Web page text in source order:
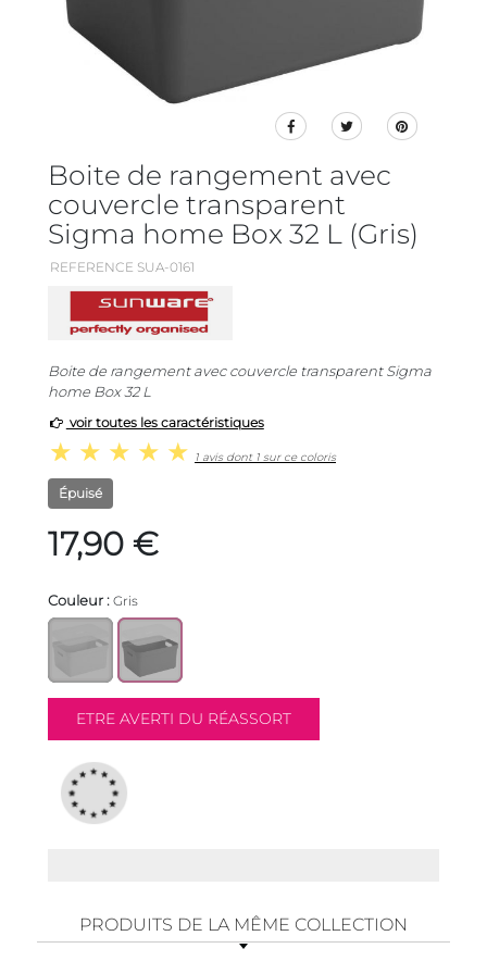
Boite de rangement avec
couvercle transparent
Sigma home Box 32 L (Gris)
REFERENCE SUA-0161
Boite de rangement avec couvercle transparent Sigma
home Box 32 L
voir toutes les caractéristiques
1 avis dont 1 sur ce coloris
Épuisé
17,90 €
Couleur : Gris
PRODUITS DE LA MÊME COLLECTION